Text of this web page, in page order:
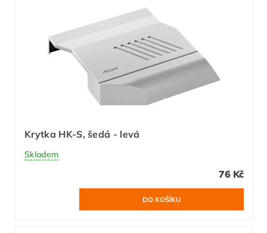
Krytka HK-S, šedá - levá
Skladem
76 Kč